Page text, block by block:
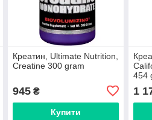
Креатин, Ultimate Nutrition,
Creatine 300 gram
945₴
Купити
454
1